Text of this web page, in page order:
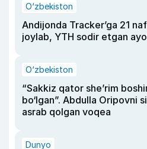
O‘zbekiston
Andijonda Tracker’ga 21
joylab, YTH sodir etgan
O‘zbekiston
“Sakkiz qator she’rim
bo‘lgan”. Abdulla Oripovni
asrab qolgan voqea
Dunyo